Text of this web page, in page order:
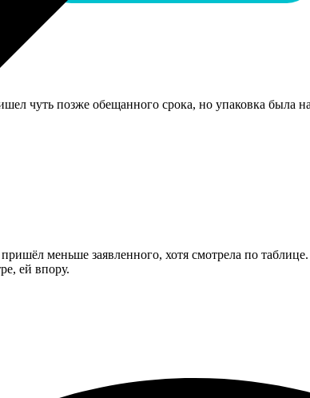
чуть позже обещанного срока, но упаковка была
меньше заявленного, хотя смотрела по
ей впору.